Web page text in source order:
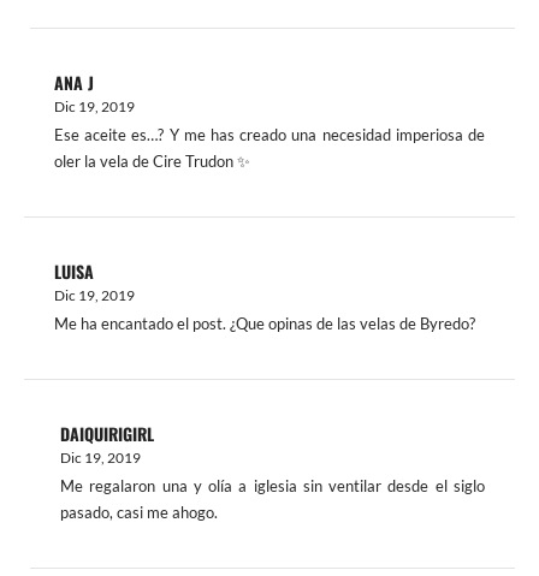
ANA J
Dic 19, 2019
Ese aceite es…? Y me has creado una necesidad imperiosa de
oler la vela de Cire Trudon ✨
LUISA
Dic 19, 2019
Me ha encantado el post. ¿Que opinas de las velas de Byredo?
DAIQUIRIGIRL
Dic 19, 2019
Me regalaron una y olía a iglesia sin ventilar desde el siglo
pasado, casi me ahogo.